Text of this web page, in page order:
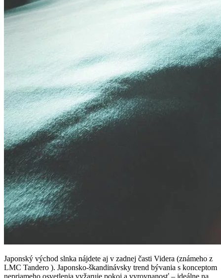
Japonský východ slnka nájdete aj v zadnej časti Videra (známeho z
LMC Tandero ). Japonsko-škandinávsky trend bývania s konceptom
nepriameho osvetlenia vyžaruje pokoj a vyrovnanosť – ideálne na